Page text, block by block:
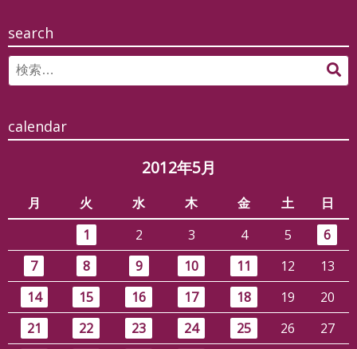
search
Search
for:
検
calendar
2012年5月
月 火 水 木 金 土
日
1
2 3 4 5
6
7
8 9 10 11 12
13
14
15 16 17 18 19
20
21
22 23 24 25 26
27